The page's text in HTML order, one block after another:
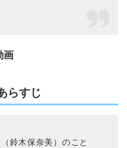
画
らすじ
鈴木保奈美）のこと